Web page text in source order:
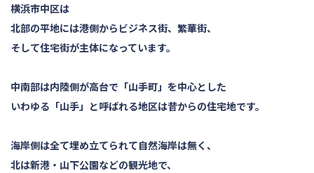
横浜市中区は
北部の平地には港側からビジネス街、繁華街、
そして住宅街が主体になっています。
中南部は内陸側が高台で「山手町」を中心とした
いわゆる「山手」と呼ばれる地区は昔からの住宅地です。
海岸側は全て埋め立てられて自然海岸は無く、
北は新港・山下公園などの観光地で、